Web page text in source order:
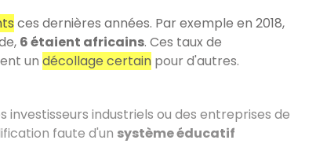
ces dernières années. Par exemple en 2018,
6 étaient africains. Ces taux de
un décollage certain pour d'autres.
investisseurs industriels ou des entreprises de
faute d'un système éducatif